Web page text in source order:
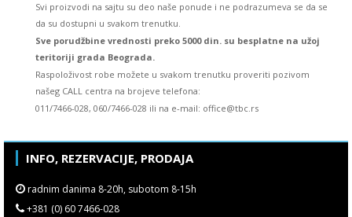
Svi proizvodi na sajtu su deo naše ponude i ne podrazumeva se da se
da su dostupni u svakom trenutku.
Sve porudžbine vrednosti preko 5000 din. su besplatne na užoj
teritoriji grada Beograda.
Raspoloživost robe možete u svakom trenutku proveriti pozivom
našeg CALL centra na brojeve telefona:
011/7466-028, 060/7466-028 ili na e-mail: office@tbc.rs
INFO, REZERVACIJE, PRODAJA
radnim danima 8-20h, subotom 8-15h
+381 (0) 60 7466-028